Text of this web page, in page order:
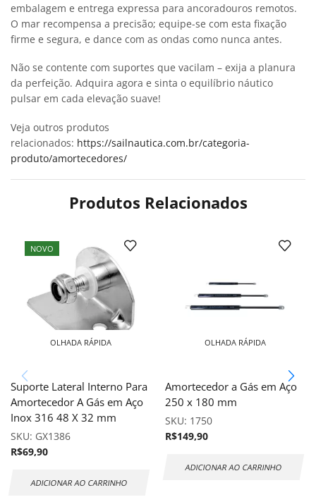
embalagem e entrega expressa para ancoradouros remotos.
O mar recompensa a precisão; equipe-se com esta fixação
firme e segura, e dance com as ondas como nunca antes.
Não se contente com suportes que vacilam – exija a planura
da perfeição. Adquira agora e sinta o equilíbrio náutico
pulsar em cada elevação suave!
Veja outros produtos
relacionados: https://sailnautica.com.br/categoria-
produto/amortecedores/
Produtos Relacionados
NOVO
OLHADA RÁPIDA
Suporte Lateral Interno Para
Amortecedor A Gás em Aço
Inox 316 48 X 32 mm
SKU: GX1386
R$69,90
ADICIONAR AO CARRINHO
OLHADA RÁPIDA
Amortecedor a Gás em Aço
250 x 180 mm
SKU: 1750
R$149,90
ADICIONAR AO CARRINHO